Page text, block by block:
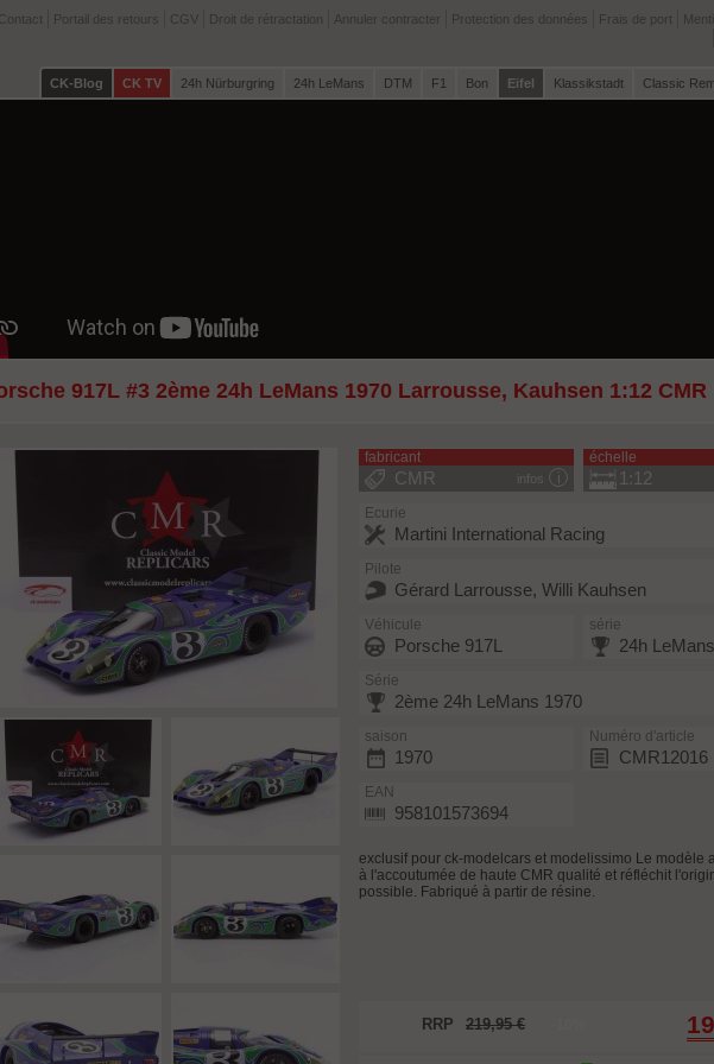
Contact Portail des retours CGV Droit de rétractation Annuler contracter Protection des données Frais de port
CK-Blog CK TV 24h Nürburgring 24h LeMans DTM F1 Bon Eifel Klassikstadt Classic
917L #3 2ème 24h LeMans 1970 Larrousse, Kauhsen 1:12 CMR
fabricant
infos
CMR
échelle
1:12
Ecurie
Martini International Racing
Pilote
Gérard Larrousse, Willi Kauhsen
Véhicule
Porsche 917L
série
24h LeMans
Série
2ème 24h LeMans 1970
saison
1970
Numéro d'article
CMR12016
EAN
958101573694
exclusif pour ck-modelcars et modelissimo Le modèle
à l'accoutumée de haute CMR qualité et réfléchit
possible. Fabriqué à partir de résine.
RRP 219,95 €